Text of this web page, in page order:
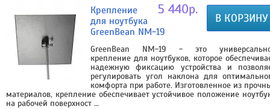
В КОРЗИНУ
5 440р.
Крепление
для ноутбука
GreenBean NM-19
GreenBean NM-19 - это
крепление для ноутбуков, которое
надежную фиксацию устройства и
регулировать угол наклона для
комфорта при работе. Изготовленное из
материалов, крепление обеспечивает устойчивое положение
на рабочей поверхност …